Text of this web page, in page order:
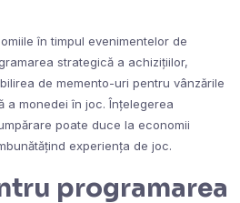
în timpul evenimentelor de
strategică a achizițiilor,
de memento-uri pentru vânzările
a monedei în joc. Înțelegerea
poate duce la economii
experiența de joc.
programarea